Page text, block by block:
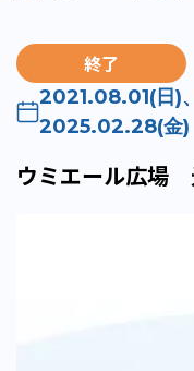
終了
2021.08.01(日)
2025.02.28(金)
ウミエール広場